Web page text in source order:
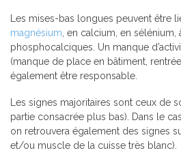
Les mises-bas longues peuvent être
magnésium , en calcium, en
phosphocalciques. Un manque
(manque de place en bâtiment,
également être responsable.
Les signes majoritaires sont ceux de
partie consacrée plus bas). Dans le
on retrouvera également des signes
et/ou muscle de la cuisse très blanc).